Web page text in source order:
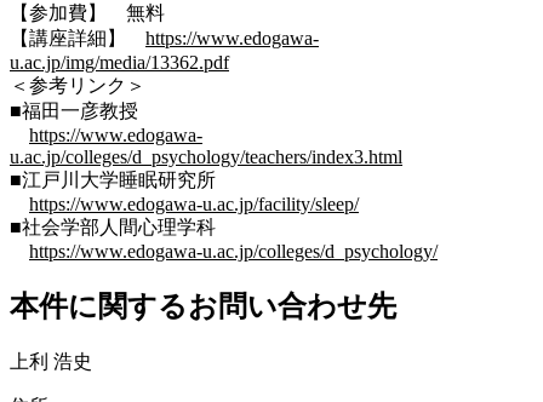
【参加費】 無料
【講座詳細】 https://www.edogawa-
u.ac.jp/img/media/13362.pdf
＜参考リンク＞
■福田一彦教授
https://www.edogawa-
u.ac.jp/colleges/d_psychology/teachers/index3.html
■江戸川大学睡眠研究所
https://www.edogawa-u.ac.jp/facility/sleep/
■社会学部人間心理学科
https://www.edogawa-u.ac.jp/colleges/d_psychology/
本件に関するお問い合わせ先
上利 浩史